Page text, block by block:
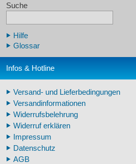
Krallen- und Zahnreplikate
Schädelreplikate Mensch
Knochenreplikate Mensch
Arm-/Beinskelette Mensch
Zähne Warzenschwein
Veterinär - Lehrmittel
Fossilreplikate Mensch
Pferdemähnen
Fußspuren museal
Tierhörner
Suche
Hilfe
Glossar
Infos & Hotline
Versand- und Lieferbedingungen
Versandinformationen
Widerrufsbelehrung
Widerruf erklären
Impressum
Datenschutz
AGB